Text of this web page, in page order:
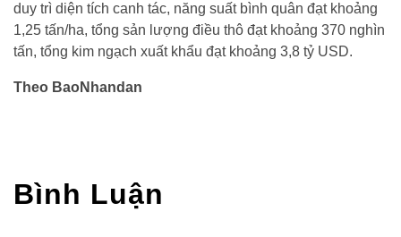
duy trì diện tích canh tác, năng suất bình quân đạt khoảng
1,25 tấn/ha, tổng sản lượng điều thô đạt khoảng 370 nghìn
tấn, tổng kim ngạch xuất khẩu đạt khoảng 3,8 tỷ USD.
Theo BaoNhandan
Bình Luận